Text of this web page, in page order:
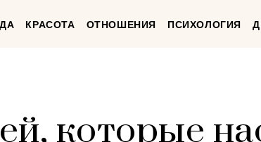
КРАСОТА ОТНОШЕНИЯ ПСИХОЛОГИЯ
которые